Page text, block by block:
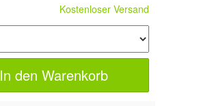
Kostenloser Versand
In den Warenkorb